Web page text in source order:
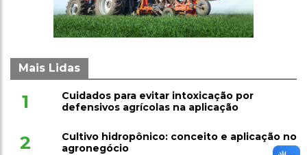
Mais Lidas
1
Cuidados para evitar intoxicação por
defensivos agrícolas na aplicação
2
Cultivo hidropônico: conceito e aplicação no
agronegócio